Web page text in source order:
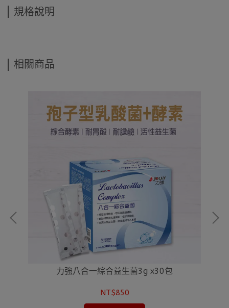
規格說明
相關商品
力強八合一綜合益生菌3g x30包
NT$850